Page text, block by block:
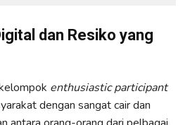
dan Resiko yang
enthusiastic participant
dengan sangat cair dan